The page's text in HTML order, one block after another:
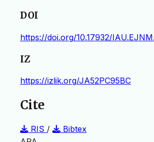
DOI
https://doi.org/10.17932/
IZ
https://izlik.org/JA52PC95BC
Cite
RIS /
Bibtex